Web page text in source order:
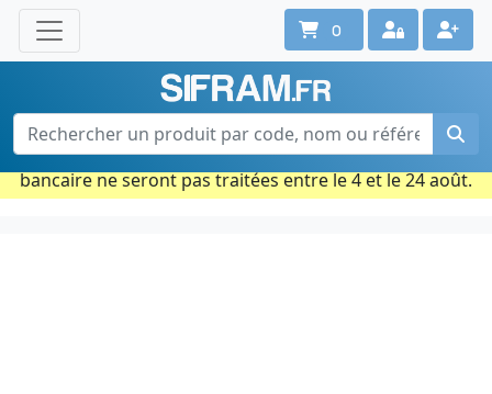
Une question ? Un conseil ?
Contactez-nous au 02 40 92 17 71
Ouvert du lun. au vend. de 08h à 18h
Période estivale : Les commandes prises par carte
bancaire ne seront pas traitées entre le 4 et le 24 août.
0